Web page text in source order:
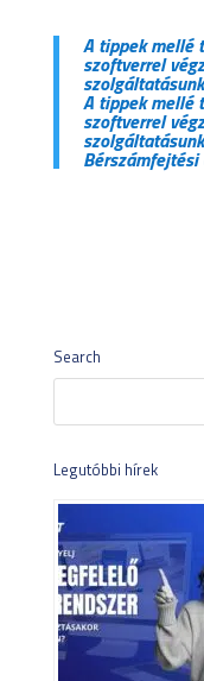
A tippek mellé
szoftverrel
A tippek mellé
szoftverrel
Search
Legutóbbi hírek